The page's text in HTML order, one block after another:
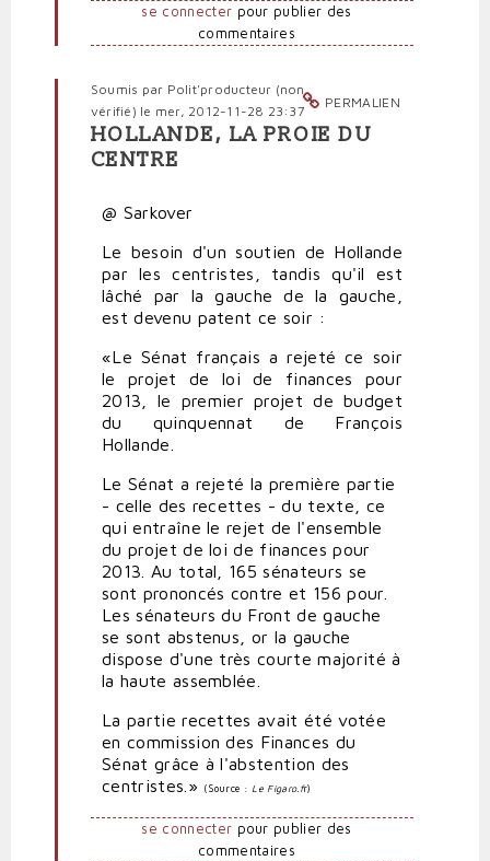
se connecter pour publier des
commentaires
PERMALIEN
Soumis par Polit'producteur (non
vérifié) le mer, 2012-11-28 23:37
En
réponse
Frontisation
de
la
droite
par
HOLLANDE, LA PROIE DU
CENTRE
@ Sarkover
Le besoin d'un soutien de Hollande
par les centristes, tandis qu'il est
lâché par la gauche de la gauche,
est devenu patent ce soir :
«Le Sénat français a rejeté ce soir
le projet de loi de finances pour
2013, le premier projet de budget
du quinquennat de François
Hollande.
Le Sénat a rejeté la première partie
- celle des recettes - du texte, ce
qui entraîne le rejet de l'ensemble
du projet de loi de finances pour
2013. Au total, 165 sénateurs se
sont prononcés contre et 156 pour.
Les sénateurs du Front de gauche
se sont abstenus, or la gauche
dispose d'une très courte majorité à
la haute assemblée.
La partie recettes avait été votée
en commission des Finances du
Sénat grâce à l'abstention des
centristes.»
(Source : Le Figaro.fr)
se connecter pour publier des
commentaires